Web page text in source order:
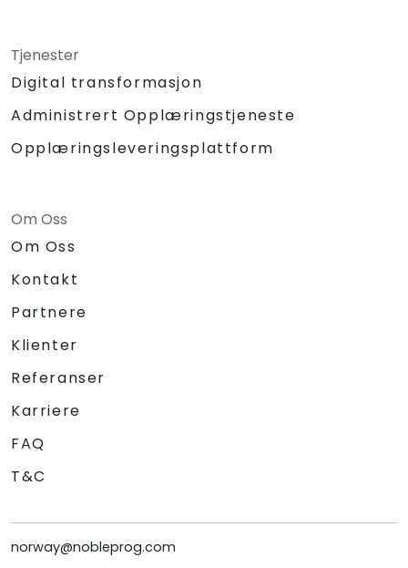
Tjenester
Digital transformasjon
Administrert Opplæringstjeneste
Opplæringsleveringsplattform
Om Oss
Om Oss
Kontakt
Partnere
Klienter
Referanser
Karriere
FAQ
T&C
norway@nobleprog.com